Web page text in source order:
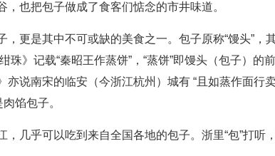
也把包子做成了食客们惦念的市井味道。
更是其中不可或缺的美食之一。包子原称“馒头”，
》记载“秦昭王作蒸饼”，“蒸饼”即馒头（包子）的
说南宋的临安（今浙江杭州）城有 “且如蒸作面行
馅包子。
几乎可以吃到来自全国各地的包子。浙里“包”打听